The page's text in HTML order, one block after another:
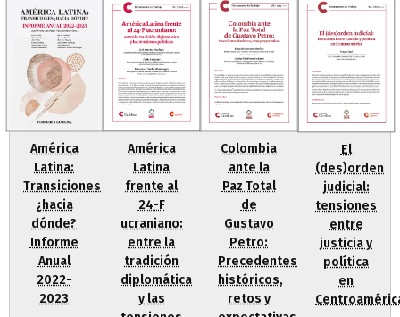
América
Latina:
Transiciones
¿hacia
dónde?
Informe
Anual
2022-
2023
América
Latina
frente al
24-F
ucraniano:
entre la
tradición
diplomática
y las
Colombia
ante la
Paz Total
de
Gustavo
Petro:
Precedentes
históricos,
retos y
El
(des)orden
judicial:
tensiones
entre
justicia y
política
en